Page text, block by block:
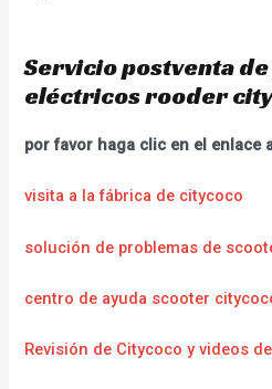
Servicio postventa
eléctricos rooder
por favor haga clic en el enlace
visita a la fábrica de citycoco
solución de problemas de
centro de ayuda scooter
Revisión de Citycoco y videos